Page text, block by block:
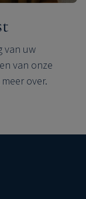
van uw
van onze
over.